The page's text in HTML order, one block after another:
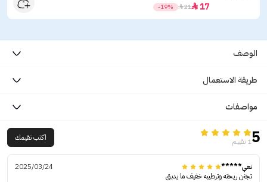
17

21

-19%
الوصف
طريقة الاستعمال
مواصفات
51 تقييم اكتب تقيمك
نعي*****
2025/03/24
تجنن ريحته وترطيبه خفيف ما يدبق